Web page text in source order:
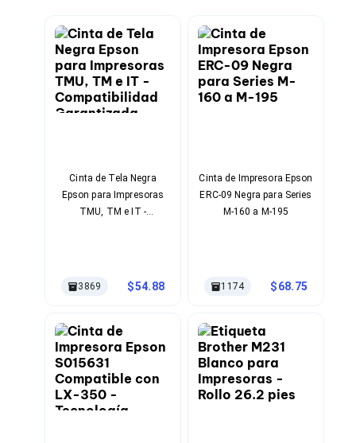
Accesorios para Cables
Jacks de Red
Conectores
Tapas y Cajas
Herramientas para Cables
Pinzas Ponchadoras
Probadores de Cable
Cableado Estructurado
Sujetadores de Cables
Adaptadores PC USB
Adaptadores PC Serial
Adaptadores PC IDE
Adaptadores PC Teclado
Bluetooth
Adaptadores Video
Adaptadores Video DisplayPort
Divisores de Video
Cinta de Tela Negra
Epson para Impresoras
TMU, TM e IT -
3869 54.88
Cinta de Impresora Epson
ERC-09 Negra para Series
M-160 a M-195
1174 68.75